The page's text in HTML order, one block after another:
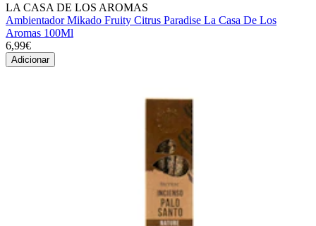
LA CASA DE LOS AROMAS
Ambientador Mikado Fruity Citrus Paradise La Casa De Los
Aromas 100Ml
6,99€
Adicionar